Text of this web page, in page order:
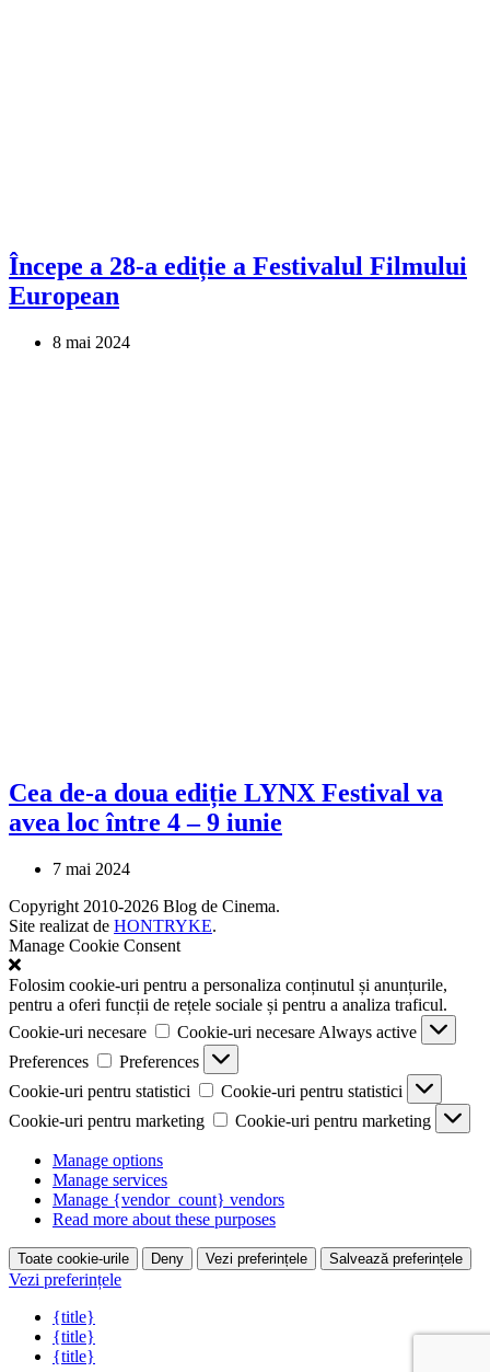
Începe a 28-a ediție a Festivalul Filmului
European
8 mai 2024
Cea de-a doua ediție LYNX Festival va
avea loc între 4 – 9 iunie
7 mai 2024
Copyright 2010-2026 Blog de Cinema.
Site realizat de HONTRYKE.
Manage Cookie Consent
Folosim cookie-uri pentru a personaliza conținutul și anunțurile,
pentru a oferi funcții de rețele sociale și pentru a analiza traficul.
Cookie-uri necesare
Cookie-uri necesare Always active
Preferences
Preferences
Cookie-uri pentru statistici
Cookie-uri pentru statistici
Cookie-uri pentru marketing
Cookie-uri pentru marketing
Manage options
Manage services
Manage {vendor_count} vendors
Read more about these purposes
Toate cookie-urile Deny Vezi preferințele Salvează preferințele
Vezi preferințele
{title}
{title}
{title}